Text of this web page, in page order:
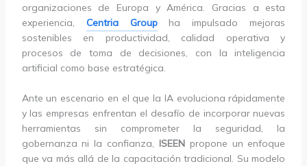
organizaciones de Europa y América. Gracias a esta
experiencia, Centria Groupha impulsado mejoras
sostenibles en productividad, calidad operativa y
procesos de toma de decisiones, con la inteligencia
artificial como base estratégica.
Ante un escenario en el que la IA evoluciona rápidamente
y las empresas enfrentan el desafío de incorporar nuevas
herramientas sin comprometer la seguridad, la
gobernanza ni la confianza, ISEENpropone un enfoque
que va más allá de la capacitación tradicional. Su modelo